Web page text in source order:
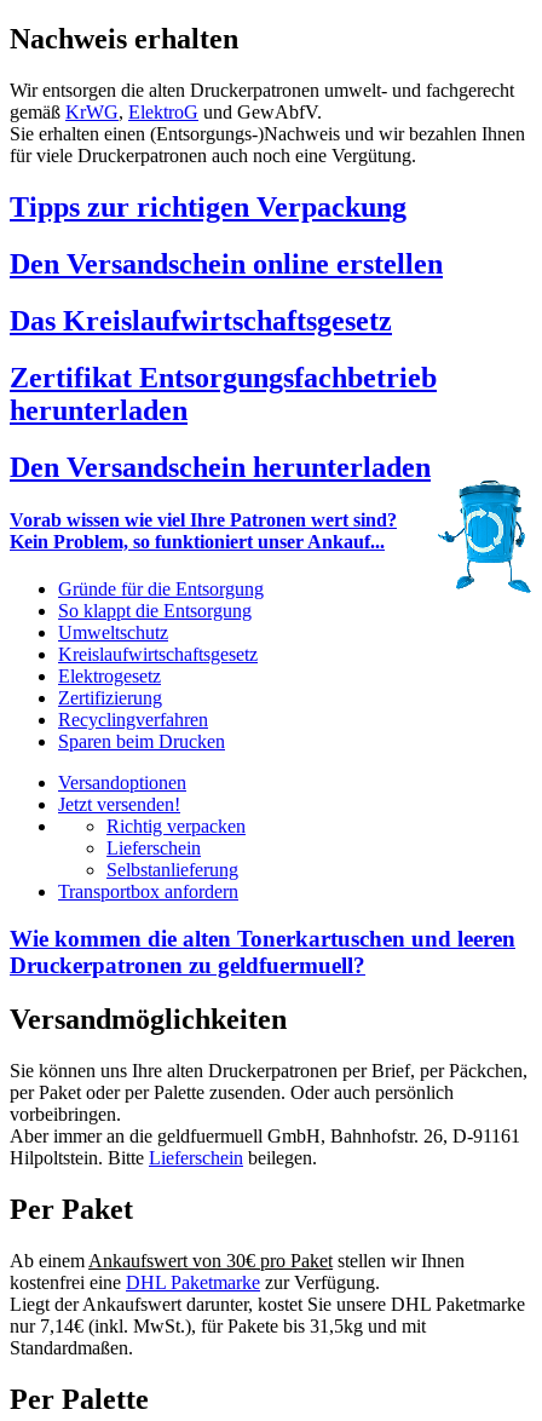
Nachweis erhalten
Wir entsorgen die alten Druckerpatronen umwelt- und fachgerecht
gemäß KrWG, ElektroG und GewAbfV.
Sie erhalten einen (Entsorgungs-)Nachweis und wir bezahlen Ihnen
für viele Druckerpatronen auch noch eine Vergütung.
Tipps zur richtigen Verpackung
Den Versandschein online erstellen
Das Kreislaufwirtschaftsgesetz
Zertifikat Entsorgungsfachbetrieb
herunterladen
Den Versandschein herunterladen
Vorab wissen wie viel Ihre Patronen wert sind?
Kein Problem, so funktioniert unser Ankauf...
Gründe für die Entsorgung
So klappt die Entsorgung
Umweltschutz
Kreislaufwirtschaftsgesetz
Elektrogesetz
Zertifizierung
Recyclingverfahren
Sparen beim Drucken
Versandoptionen
Jetzt versenden!
Richtig verpacken
Lieferschein
Selbstanlieferung
Transportbox anfordern
Wie kommen die alten Tonerkartuschen und leeren
Druckerpatronen zu geldfuermuell?
Versandmöglichkeiten
Sie können uns Ihre alten Druckerpatronen per Brief, per Päckchen,
per Paket oder per Palette zusenden. Oder auch persönlich
vorbeibringen.
Aber immer an die geldfuermuell GmbH, Bahnhofstr. 26, D-91161
Hilpoltstein. Bitte Lieferschein beilegen.
Per Paket
Ab einem Ankaufswert von 30€ pro Paket stellen wir Ihnen
kostenfrei eine DHL Paketmarke zur Verfügung.
Liegt der Ankaufswert darunter, kostet Sie unsere DHL Paketmarke
nur 7,14€ (inkl. MwSt.), für Pakete bis 31,5kg und mit
Standardmaßen.
Per Palette